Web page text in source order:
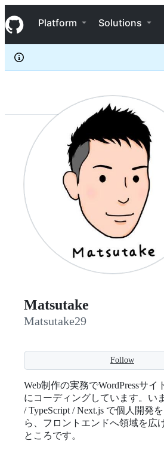
k
i
p
c
e
Navigation Menu
Platform Solutions
Matsutake29
Matsutake
Matsutake29
Follow
Web制作の実務でWordPressサイ
にコーディングしています。い
/ TypeScript / Next.js で個人開発
ら、フロントエンドへ領域を広
ところです。